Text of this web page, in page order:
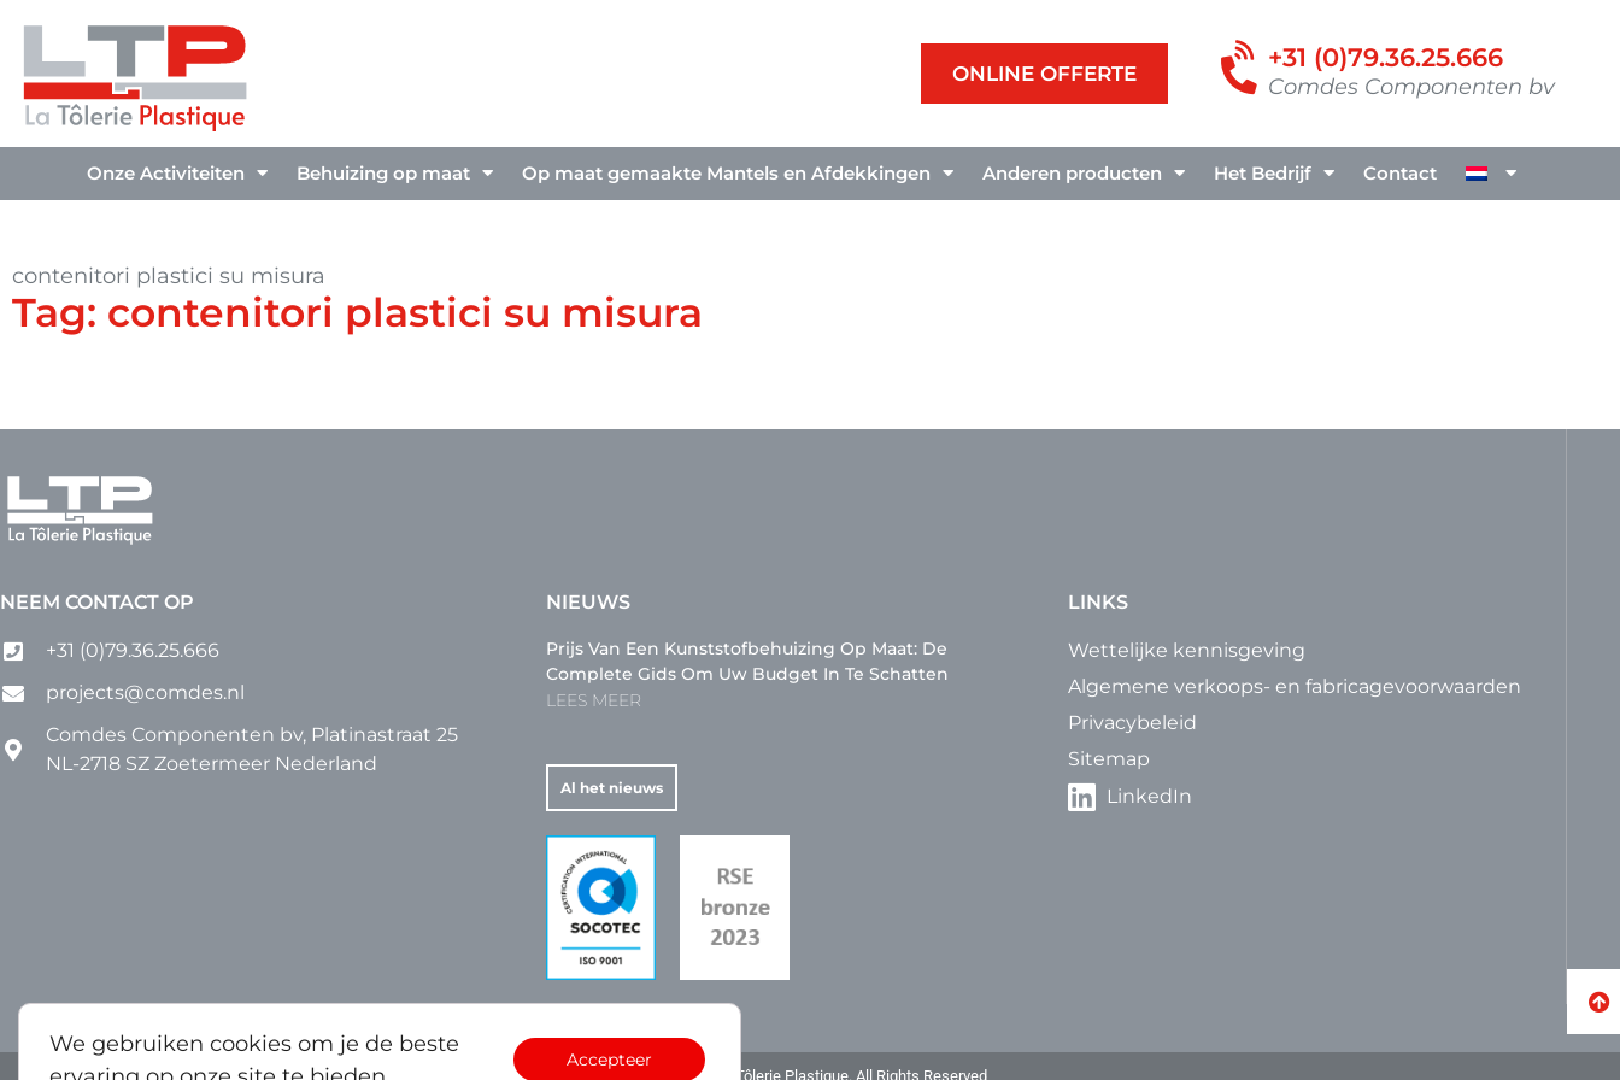
ONLINE OFFERTE
+31 (0)79.36.25.666
Comdes Componenten bv
Onze Activiteiten Behuizing op maat Op maat gemaakte Mantels en Afdekkingen Anderen producten Het Bedrijf Contact
contenitori plastici su misura
Tag: contenitori plastici su misura
NEEM CONTACT OP
+31 (0)79.36.25.666
projects@comdes.nl
Comdes Componenten bv, Platinastraat 25
NL-2718 SZ Zoetermeer Nederland
NIEUWS
Prijs Van Een Kunststofbehuizing Op Maat: De
Complete Gids Om Uw Budget In Te Schatten
LEES MEER
Al het nieuws
LINKS
Wettelijke kennisgeving
Algemene verkoops- en fabricagevoorwaarden
Privacybeleid
Sitemap
LinkedIn
Copyright © 2023 – La Tôlerie Plastique. All Rights Reserved
We gebruiken cookies om je de beste
Accepteer